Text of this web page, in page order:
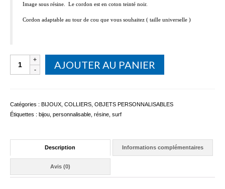
Image sous résine. Le cordon est en coton teinté noir.
Cordon adaptable au tour de cou que vous souhaitez ( taille universelle )
quantité
de
AJOUTER AU PANIER
Catégories : BIJOUX COLLIERS OBJETS PERSONNALISABLES
Étiquettes : bijou personnalisable résine surf
Description Informations complémentaires
Avis (0)